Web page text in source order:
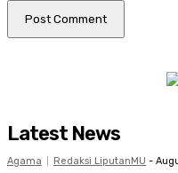
Latest News
Agama Redaksi LiputanMU -